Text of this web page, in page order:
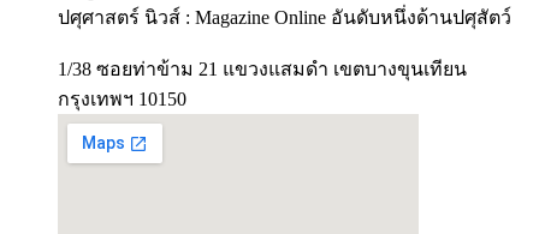
ปศุศาสตร์ นิวส์ : Magazine Online อันดับหนึ่งด้านปศุสัตว์
1/38 ซอยท่าข้าม 21 แขวงแสมดำ เขตบางขุนเทียน
กรุงเทพฯ 10150